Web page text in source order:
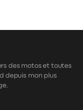
des motos et toutes
depuis mon plus